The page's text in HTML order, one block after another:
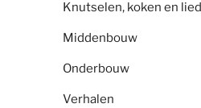
Knutselen, koken en
Middenbouw
Onderbouw
Verhalen